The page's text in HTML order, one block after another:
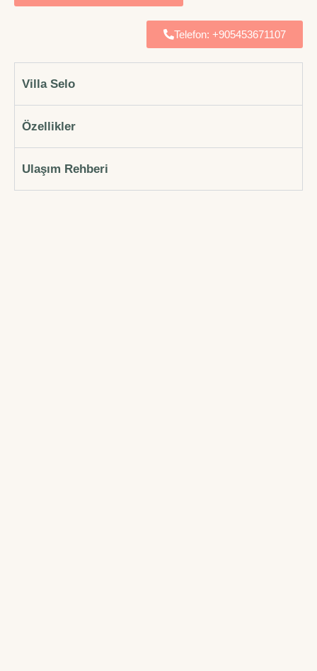
Telefon: +905453671107
Villa Selo
Özellikler
Ulaşım Rehberi